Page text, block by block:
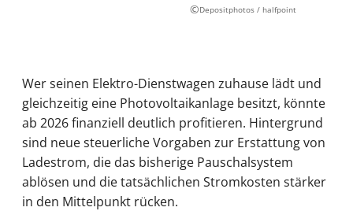
©Depositphotos / halfpoint
Wer seinen Elektro-Dienstwagen zuhause lädt und
gleichzeitig eine Photovoltaikanlage besitzt, könnte
ab 2026 finanziell deutlich profitieren. Hintergrund
sind neue steuerliche Vorgaben zur Erstattung von
Ladestrom, die das bisherige Pauschalsystem
ablösen und die tatsächlichen Stromkosten stärker
in den Mittelpunkt rücken.